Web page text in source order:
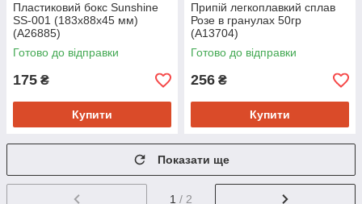
Пластиковий бокс Sunshine
SS-001 (183x88x45 мм)
(A26885)
Готово до відправки
175 ₴
Купити
Припій легкоплавкий сплав
Розе в гранулах 50гр
(A13704)
Готово до відправки
256 ₴
Купити
Показати ще
1 / 2